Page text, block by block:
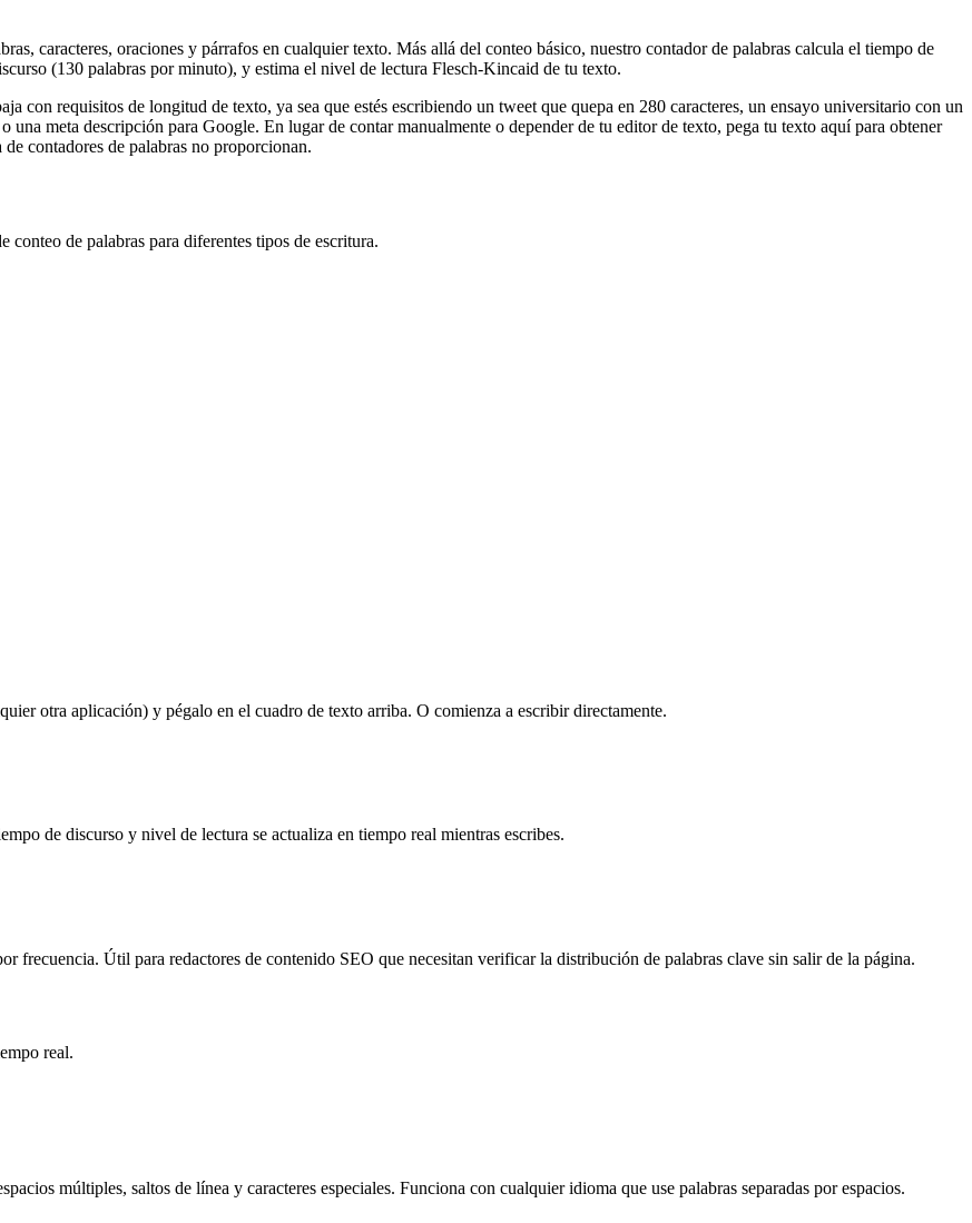
caracteres, oraciones y párrafos en cualquier texto. Más allá del conteo básico, nuestro contador de palabras calcula el tiempo de
(130 palabras por minuto), y estima el nivel de lectura Flesch-Kincaid de tu texto.
con requisitos de longitud de texto, ya sea que estés escribiendo un tweet que quepa en 280 caracteres, un ensayo universitario con un
meta descripción para Google. En lugar de contar manualmente o depender de tu editor de texto, pega tu texto aquí para obtener
contadores de palabras no proporcionan.
conteo de palabras para diferentes tipos de escritura.
otra aplicación) y pégalo en el cuadro de texto arriba. O comienza a escribir directamente.
de discurso y nivel de lectura se actualiza en tiempo real mientras escribes.
frecuencia. Útil para redactores de contenido SEO que necesitan verificar la distribución de palabras clave sin salir de la página.
real.
múltiples, saltos de línea y caracteres especiales. Funciona con cualquier idioma que use palabras separadas por espacios.